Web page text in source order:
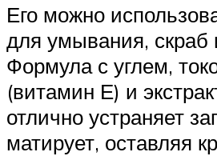
Его можно
для умывания, скраб
Формула с углем,
(витамин Е) и
отлично устраняет
матирует, оставляя